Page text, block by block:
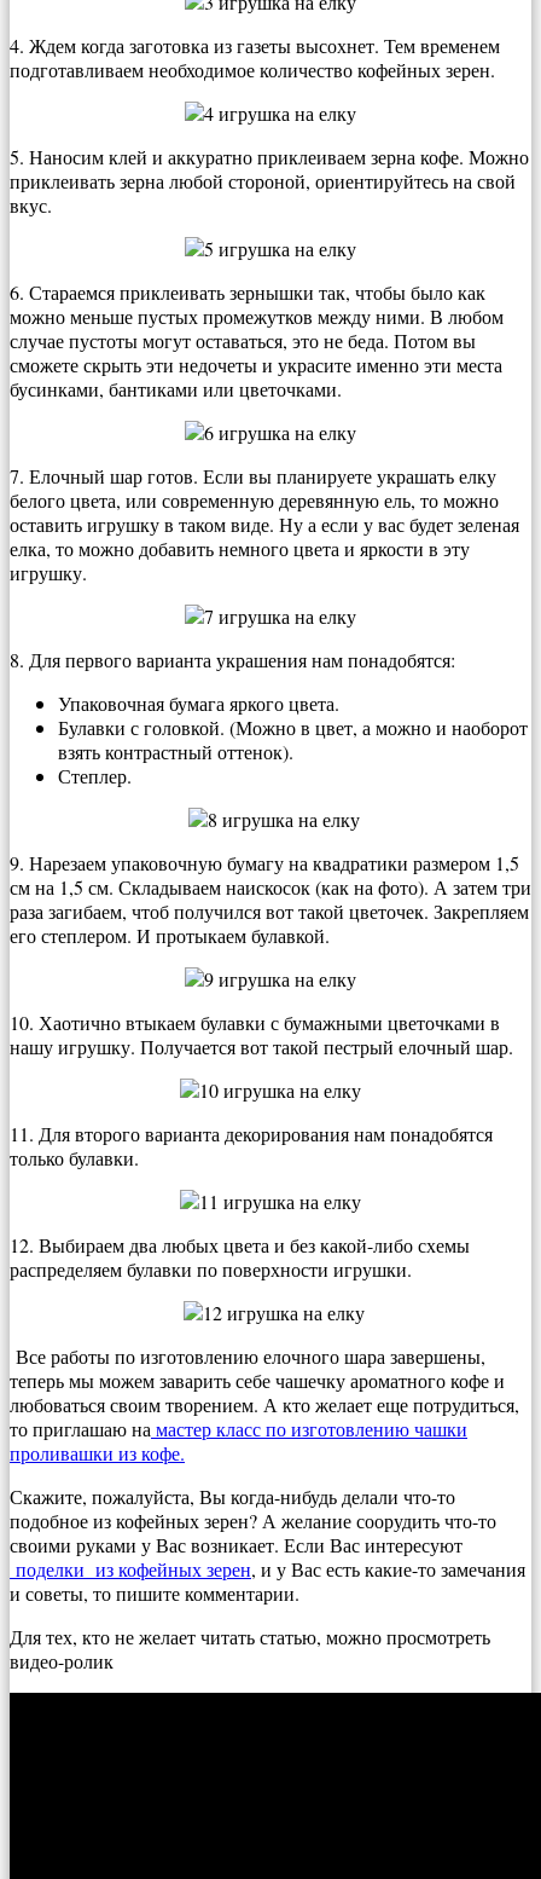
4. Ждем когда заготовка из газеты высохнет. Тем временем
подготавливаем необходимое количество кофейных зерен.
5. Наносим клей и аккуратно приклеиваем зерна кофе. Можно
приклеивать зерна любой стороной, ориентируйтесь на свой
вкус.
6. Стараемся приклеивать зернышки так, чтобы было как
можно меньше пустых промежутков между ними. В любом
случае пустоты могут оставаться, это не беда. Потом вы
сможете скрыть эти недочеты и украсите именно эти места
бусинками, бантиками или цветочками.
7. Елочный шар готов. Если вы планируете украшать елку
белого цвета, или современную деревянную ель, то можно
оставить игрушку в таком виде. Ну а если у вас будет зеленая
елка, то можно добавить немного цвета и яркости в эту
игрушку.
8. Для первого варианта украшения нам понадобятся:
Упаковочная бумага яркого цвета.
Булавки с головкой. (Можно в цвет, а можно и наоборот
взять контрастный оттенок).
Степлер.
9. Нарезаем упаковочную бумагу на квадратики размером 1,5
см на 1,5 см. Складываем наискосок (как на фото). А затем три
раза загибаем, чтоб получился вот такой цветочек. Закрепляем
его степлером. И протыкаем булавкой.
10. Хаотично втыкаем булавки с бумажными цветочками в
нашу игрушку. Получается вот такой пестрый елочный шар.
11. Для второго варианта декорирования нам понадобятся
только булавки.
12. Выбираем два любых цвета и без какой-либо схемы
распределяем булавки по поверхности игрушки.
Все работы по изготовлению елочного шара завершены,
теперь мы можем заварить себе чашечку ароматного кофе и
любоваться своим творением. А кто желает еще потрудиться,
то приглашаю намастер класс по изготовлению чашки
проливашки из кофе.
Скажите, пожалуйста, Вы когда-нибудь делали что-то
подобное из кофейных зерен? А желание соорудить что-то
своими руками у Вас возникает. Если Вас интересуют
поделки из кофейных зерен, и у Вас есть какие-то замечания
и советы, то пишите комментарии.
Для тех, кто не желает читать статью, можно просмотреть
видео-ролик